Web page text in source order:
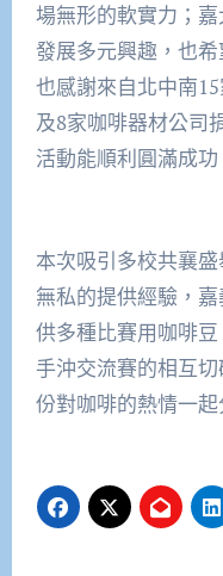
場無形的軟實力；
發展多元興趣，也
也感謝來自北中南
及8家咖啡器材公司
活動能順利圓滿成功
本次吸引多校共襄
無私的提供經驗，
供多種比賽用咖啡
手沖交流賽的相互
份對咖啡的熱情一起